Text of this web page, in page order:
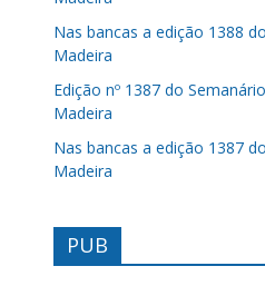
Nas bancas a edição 1388
Madeira
Edição nº 1387 do
Madeira
Nas bancas a edição 1387
Madeira
PUB